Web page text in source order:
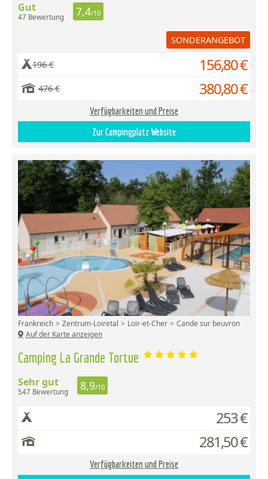
Gut
47 Bewertung 7,4/10
SONDERANGEBOT
196 € 156,80 €
476 € 380,80 €
Verfügbarkeiten und Preise
Zur Campingplatz Website
Camping La Grande Tortue
Frankreich Zentrum-Loiretal Loir-et-Cher
Cande sur beuvron
Auf der Karte anzeigen
Sehr gut
547 Bewertung 8,9/10
253 €
281,50 €
Verfügbarkeiten und Preise